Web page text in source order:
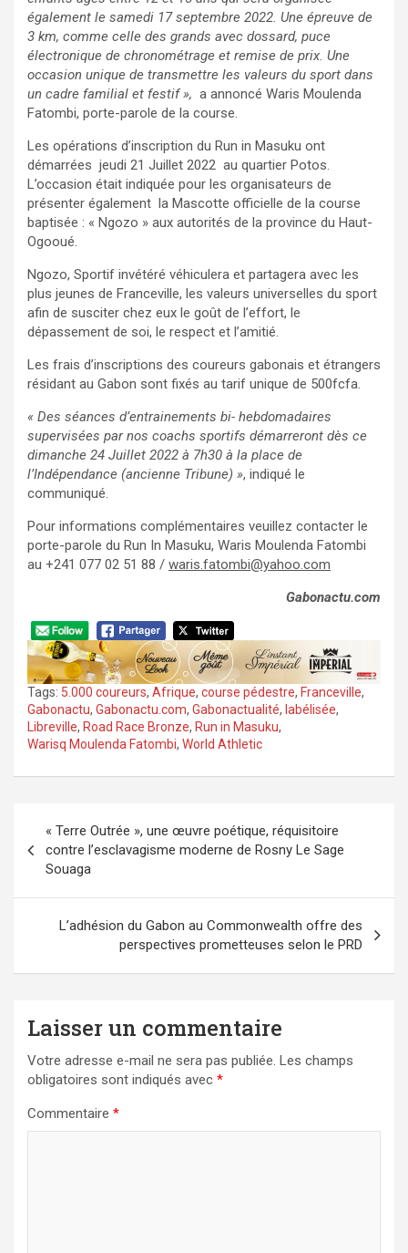
également le samedi 17 septembre 2022. Une épreuve de
3 km, comme celle des grands avec dossard, puce
électronique de chronométrage et remise de prix. Une
occasion unique de transmettre les valeurs du sport dans
un cadre familial et festif », a annoncé Waris Moulenda
Fatombi, porte-parole de la course.
Les opérations d’inscription du Run in Masuku ont
démarrées jeudi 21 Juillet 2022 au quartier Potos.
L’occasion était indiquée pour les organisateurs de
présenter également la Mascotte officielle de la course
baptisée : « Ngozo » aux autorités de la province du Haut-
Ogooué.
Ngozo, Sportif invétéré véhiculera et partagera avec les
plus jeunes de Franceville, les valeurs universelles du sport
afin de susciter chez eux le goût de l’effort, le
dépassement de soi, le respect et l’amitié.
Les frais d’inscriptions des coureurs gabonais et étrangers
résidant au Gabon sont fixés au tarif unique de 500fcfa.
« Des séances d’entrainements bi- hebdomadaires
supervisées par nos coachs sportifs démarreront dès ce
dimanche 24 Juillet 2022 à 7h30 à la place de
l’Indépendance (ancienne Tribune) », indiqué le
communiqué.
Pour informations complémentaires veuillez contacter le
porte-parole du Run In Masuku, Waris Moulenda Fatombi
au +241 077 02 51 88 / waris.fatombi@yahoo.com
Gabonactu.com
Tags: 5.000 coureurs, Afrique, course pédestre, Franceville,
Gabonactu, Gabonactu.com, Gabonactualité, labélisée,
Libreville, Road Race Bronze, Run in Masuku,
Warisq Moulenda Fatombi, World Athletic
de
l’article
« Terre Outrée », une œuvre poétique, réquisitoire
contre l’esclavagisme moderne de Rosny Le Sage
Souaga
L’adhésion du Gabon au Commonwealth offre des
perspectives prometteuses selon le PRD
Laisser un commentaire
Votre adresse e-mail ne sera pas publiée. Les champs
obligatoires sont indiqués avec *
Commentaire *